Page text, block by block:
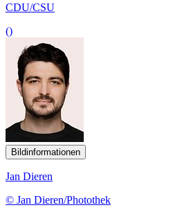
CDU/CSU
()
Bildinformationen
Jan Dieren
© Jan Dieren/Photothek